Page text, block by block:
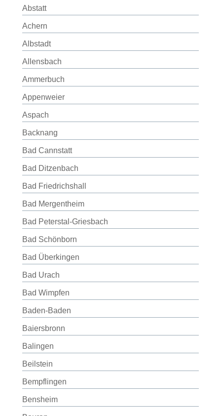
Abstatt
Achern
Albstadt
Allensbach
Ammerbuch
Appenweier
Aspach
Backnang
Bad Cannstatt
Bad Ditzenbach
Bad Friedrichshall
Bad Mergentheim
Bad Peterstal-Griesbach
Bad Schönborn
Bad Überkingen
Bad Urach
Bad Wimpfen
Baden-Baden
Baiersbronn
Balingen
Beilstein
Bempflingen
Bensheim